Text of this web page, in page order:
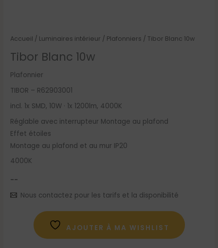
Accueil / Luminaires intérieur / Plafonniers / Tibor Blanc 10w
Tibor Blanc 10w
Plafonnier
TIBOR – R62903001
incl. 1x SMD, 10W · 1x 1200lm, 4000K
Réglable avec interrupteur Montage au plafond
Effet étoiles
Montage au plafond et au mur IP20
4000K
--
Nous contactez pour les tarifs et la disponibilité
AJOUTER À MA WISHLIST